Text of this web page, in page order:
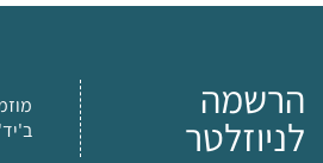
הרשמה
לניוזלטר
ב'יד'